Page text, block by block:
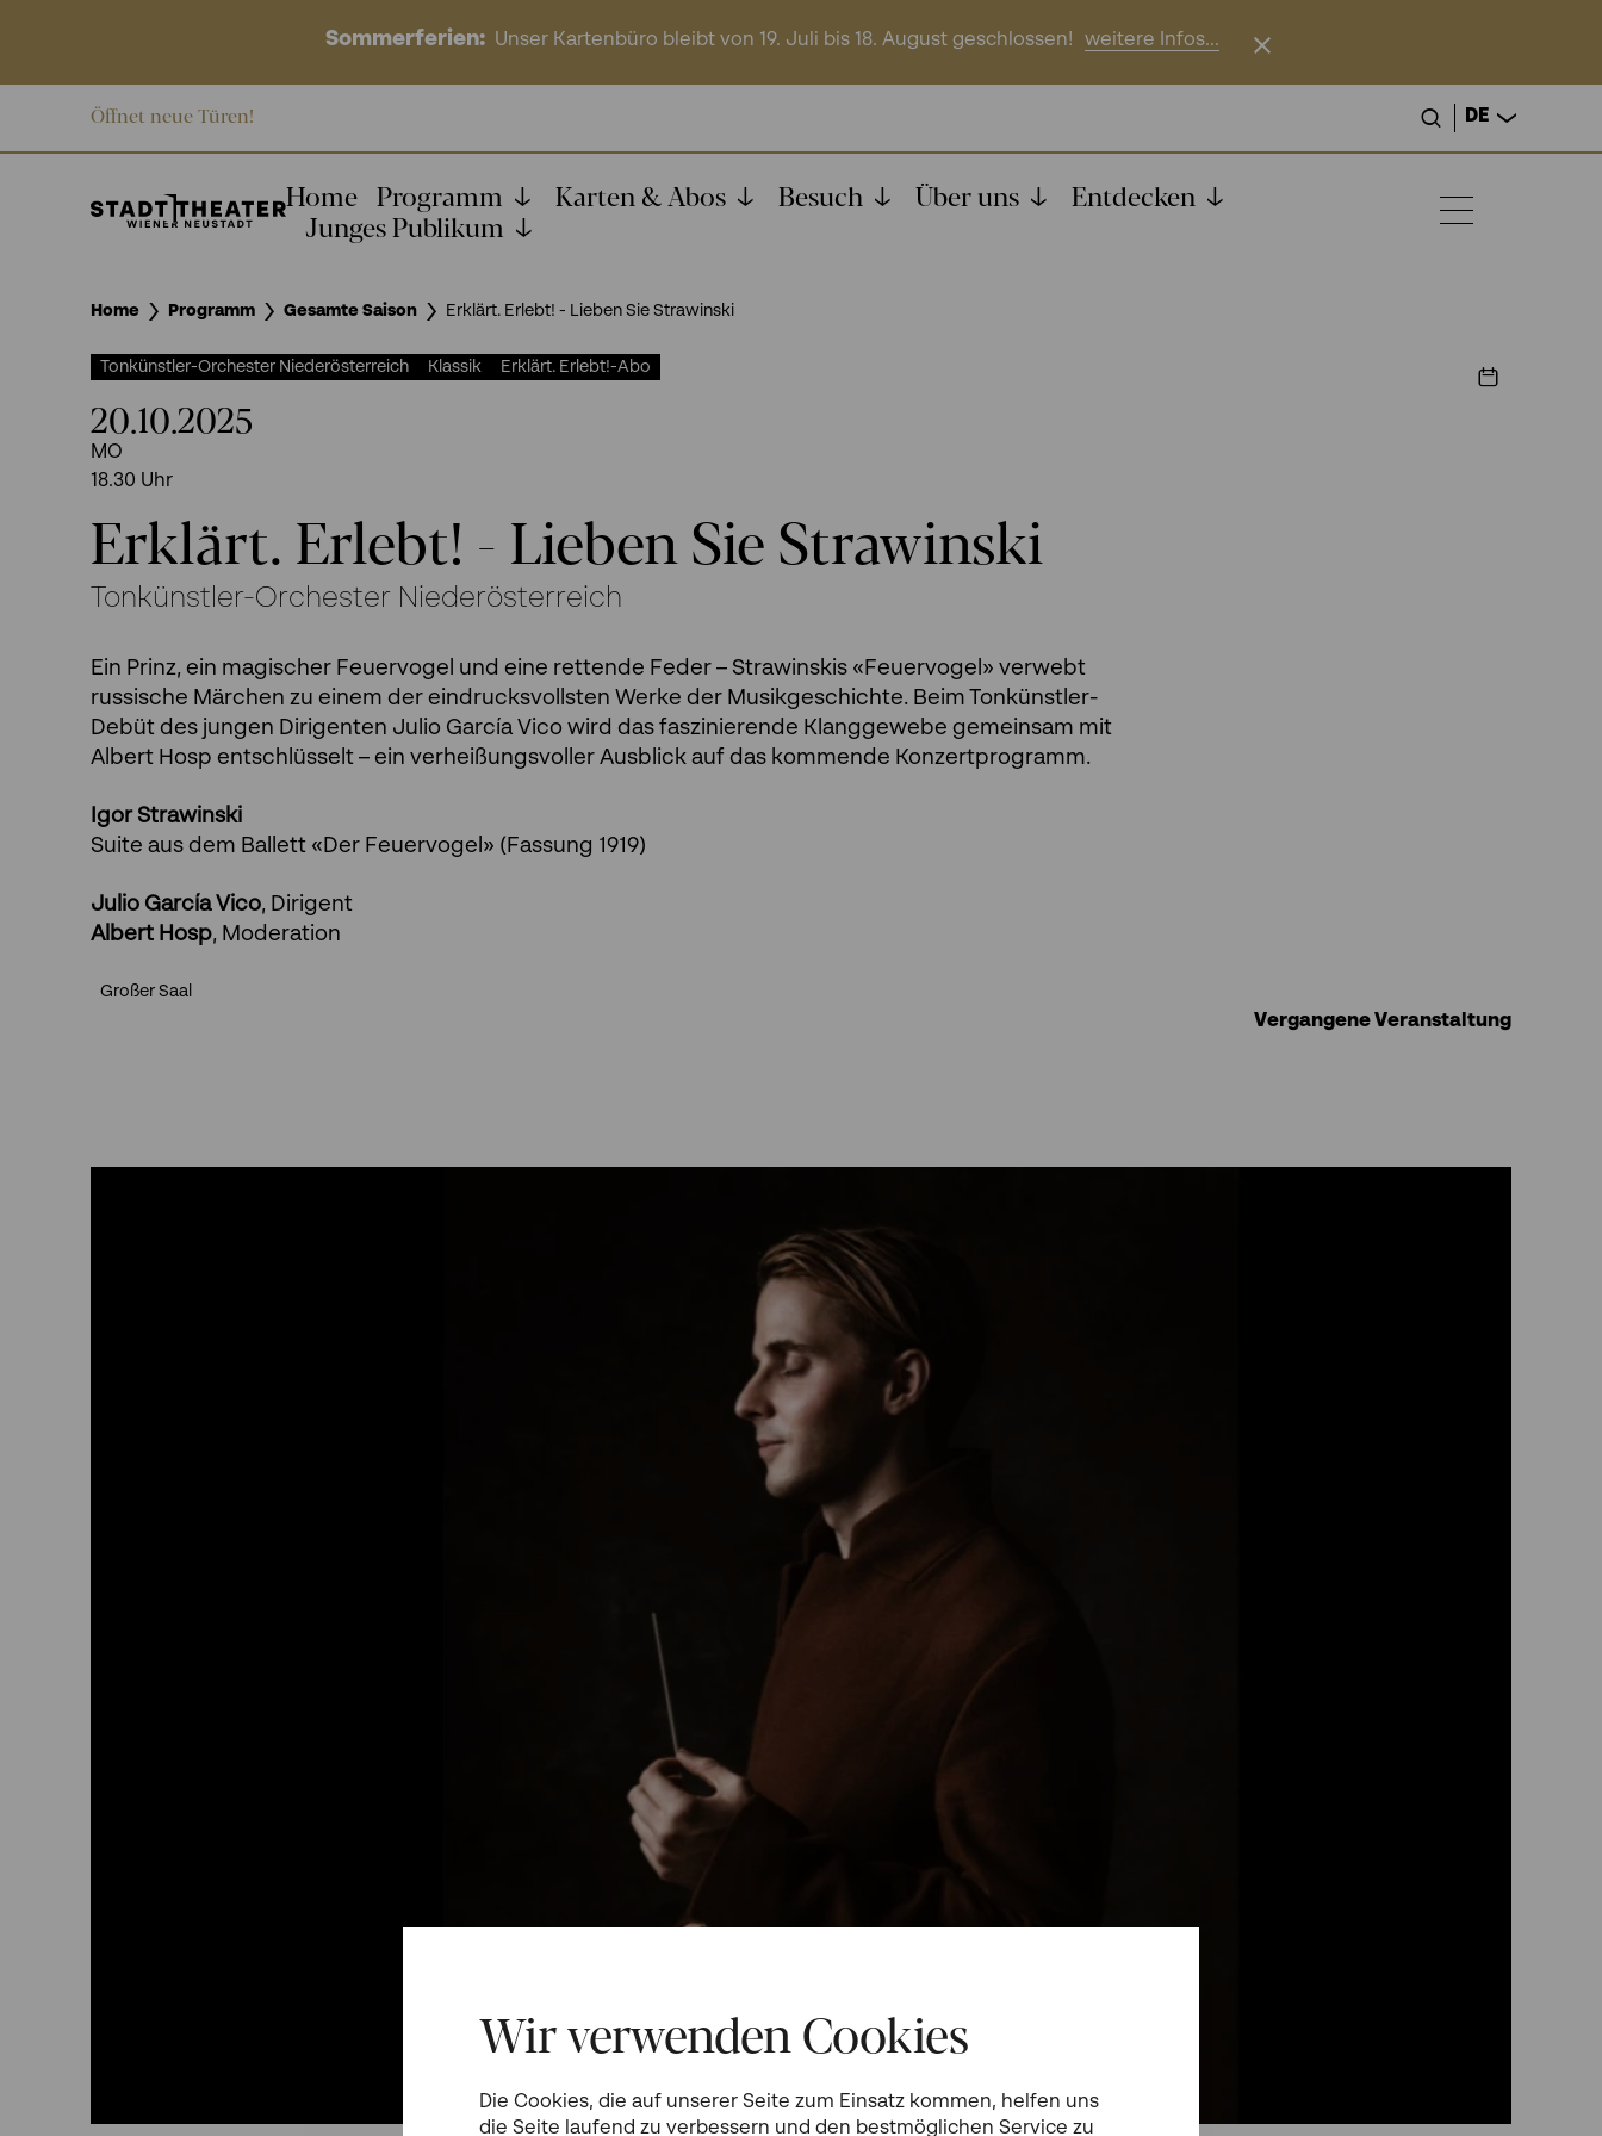
Wir verwenden Cookies
Die Cookies, die auf unserer Seite zum Einsatz kommen, helfen uns
die Seite laufend zu verbessern und den bestmöglichen Service zu
Sommerferien: Unser Kartenbüro bleibt von 19. Juli bis 18. August geschlossen! weitere Infos...
Öffnet neue Türen! DE
Home Programm Karten & Abos Besuch Über uns
Entdecken
Junges Publikum
Home Programm Gesamte Saison Erklärt. Erlebt! - Lieben Sie Strawinski
Tonkünstler-Orchester Niederösterreich Klassik Erklärt. Erlebt!-Abo
20.10.2025
MO
18.30 Uhr
Erklärt. Erlebt! - Lieben Sie Strawinski
Tonkünstler-Orchester Niederösterreich
Ein Prinz, ein magischer Feuervogel und eine rettende Feder – Strawinskis «Feuervogel» verwebt
russische Märchen zu einem der eindrucksvollsten Werke der Musikgeschichte. Beim Tonkünstler-
Debüt des jungen Dirigenten Julio García Vico wird das faszinierende Klanggewebe gemeinsam mit
Albert Hosp entschlüsselt – ein verheißungsvoller Ausblick auf das kommende Konzertprogramm.
Igor Strawinski
Suite aus dem Ballett «Der Feuervogel» (Fassung 1919)
Julio García Vico, Dirigent
Albert Hosp, Moderation
Großer Saal
Vergangene Veranstaltung